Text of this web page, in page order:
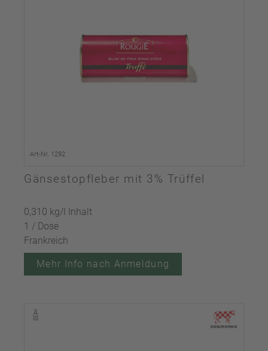
Art-Nr. 1292
Gänsestopfleber mit 3% Trüffel
0,310 kg/l Inhalt
1 / Dose
Frankreich
Mehr Info nach Anmeldung